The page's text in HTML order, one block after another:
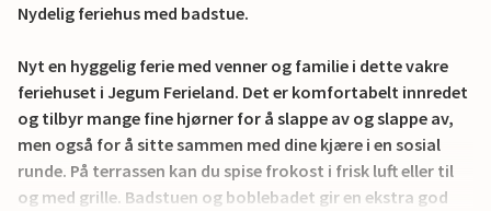
Nydelig feriehus med badstue.
Nyt en hyggelig ferie med venner og familie i dette vakre
feriehuset i Jegum Ferieland. Det er komfortabelt innredet
og tilbyr mange fine hjørner for å slappe av og slappe av,
men også for å sitte sammen med dine kjære i en sosial
runde. På terrassen kan du spise frokost i frisk luft eller til
og med grille. Badstuen og boblebadet gir en ekstra god